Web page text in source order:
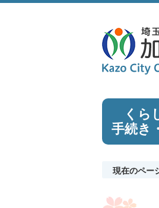
くら
手続き
現在のペー